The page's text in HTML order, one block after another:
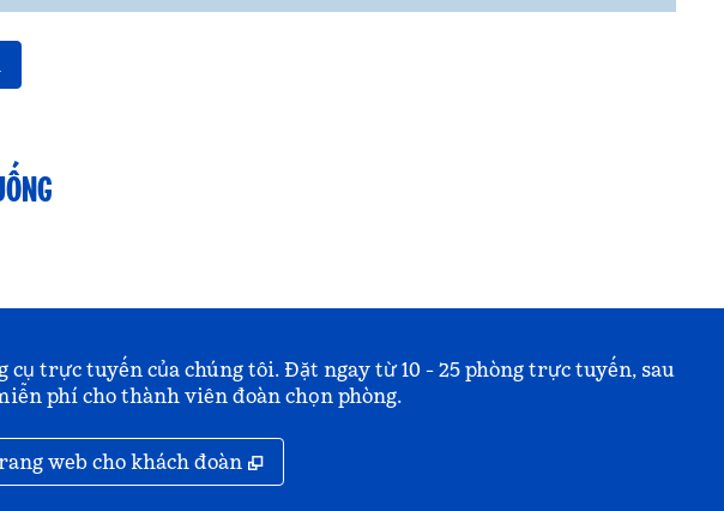
cụ trực tuyến của chúng tôi. Đặt ngay từ 10 - 25 phòng trực tuyến, sau
phí cho thành viên đoàn chọn phòng.
web cho khách đoàn ,